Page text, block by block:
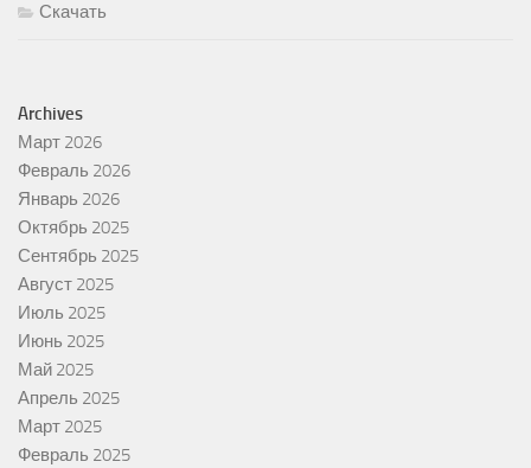
Скачать
Archives
Март 2026
Февраль 2026
Январь 2026
Октябрь 2025
Сентябрь 2025
Август 2025
Июль 2025
Июнь 2025
Май 2025
Апрель 2025
Март 2025
Февраль 2025